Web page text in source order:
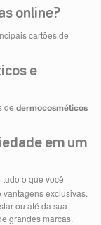
online?
cartões de
e
de dermocosméticos
em um
o que você
exclusivas.
ou até da sua
grandes marcas.